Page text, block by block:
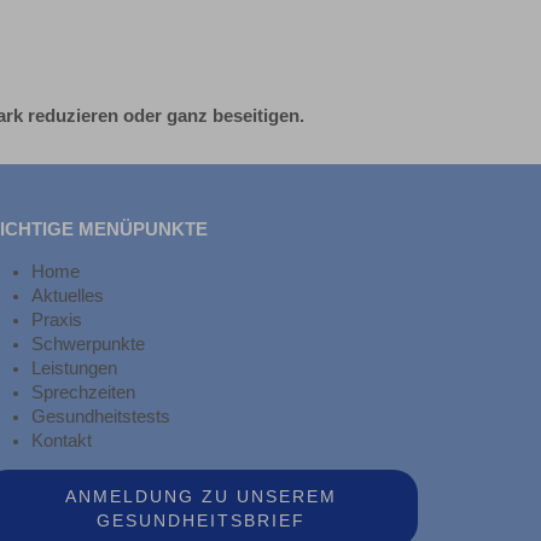
reduzieren oder ganz beseitigen.
MENÜPUNKTE
Home
Aktuelles
Praxis
Schwerpunkte
Leistungen
Sprechzeiten
Gesundheitstests
Kontakt
ANMELDUNG ZU UNSEREM
GESUNDHEITSBRIEF